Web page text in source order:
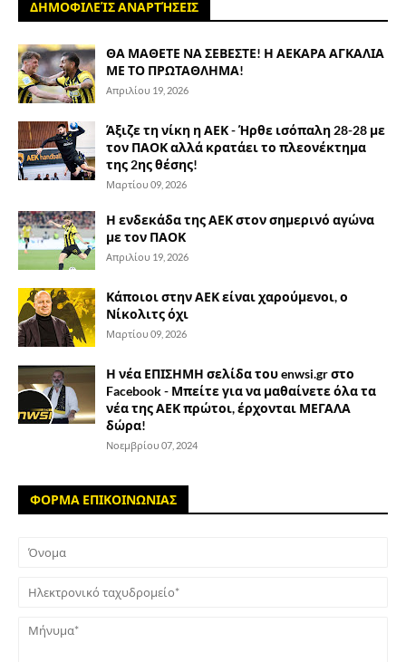
ΔΗΜΟΦΙΛΕΊΣ ΑΝΑΡΤΉΣΕΙΣ
ΘΑ ΜΑΘΕΤΕ ΝΑ ΣΕΒΕΣΤΕ! Η ΑΕΚΑΡΑ ΑΓΚΑΛΙΑ
ΜΕ ΤΟ ΠΡΩΤΑΘΛΗΜΑ!
Απριλίου 19, 2026
Άξιζε τη νίκη η ΑΕΚ - Ήρθε ισόπαλη 28-28 με
τον ΠΑΟΚ αλλά κρατάει το πλεονέκτημα
της 2ης θέσης!
Μαρτίου 09, 2026
Η ενδεκάδα της ΑΕΚ στον σημερινό αγώνα
με τον ΠΑΟΚ
Απριλίου 19, 2026
Κάποιοι στην ΑΕΚ είναι χαρούμενοι, ο
Νίκολιτς όχι
Μαρτίου 09, 2026
Η νέα ΕΠΙΣΗΜΗ σελίδα του enwsi.gr στο
Facebook - Μπείτε για να μαθαίνετε όλα τα
νέα της ΑΕΚ πρώτοι, έρχονται ΜΕΓΑΛΑ
δώρα!
Νοεμβρίου 07, 2024
ΦΟΡΜΑ ΕΠΙΚΟΙΝΩΝΙΑΣ